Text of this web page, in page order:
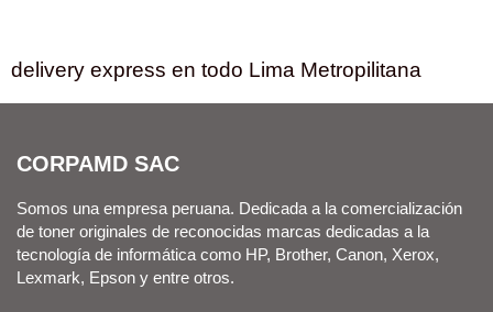
delivery express en todo Lima Metropilitana
CORPAMD SAC
Somos una empresa peruana. Dedicada a la comercialización
de toner originales de reconocidas marcas dedicadas a la
tecnología de informática como HP, Brother, Canon, Xerox,
Lexmark, Epson y entre otros.